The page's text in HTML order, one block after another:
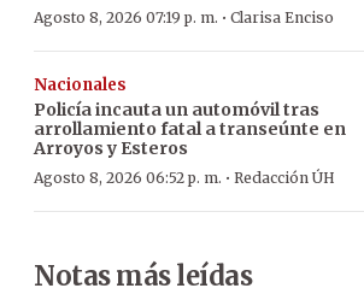
Agosto 8, 2026 07:19 p. m. · Clarisa Enciso
Nacionales
Policía incauta un automóvil tras
arrollamiento fatal a transeúnte en
Arroyos y Esteros
Agosto 8, 2026 06:52 p. m. · Redacción ÚH
Notas más leídas